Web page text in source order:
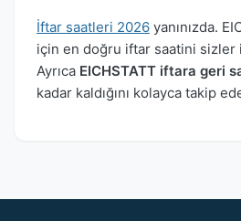
İftar saatleri 2026 yanınızda.
için en doğru iftar saatini sizler
Ayrıca EICHSTATT iftara geri
kadar kaldığını kolayca takip